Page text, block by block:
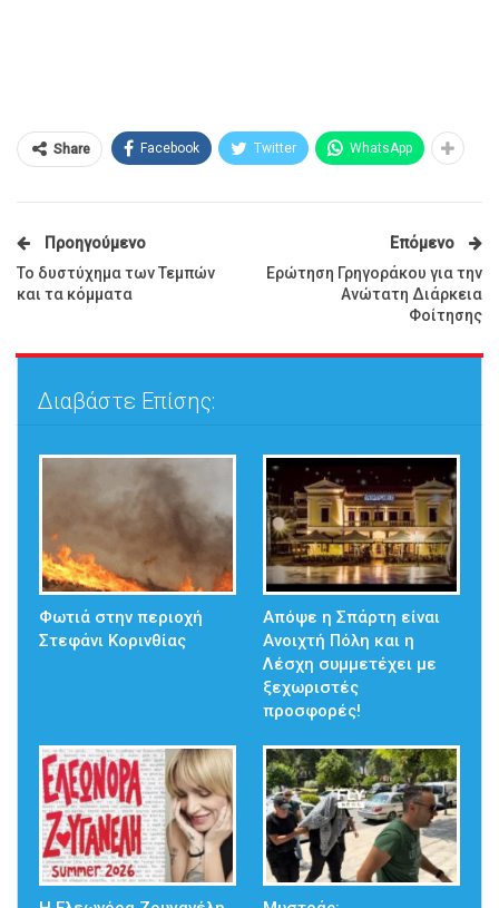
Share Facebook Twitter WhatsApp
Προηγούμενο
Το δυστύχημα των Τεμπών
και τα κόμματα
Επόμενο
Ερώτηση Γρηγοράκου για την
Ανώτατη Διάρκεια
Φοίτησης
Διαβάστε Επίσης:
Φωτιά στην περιοχή
Στεφάνι Κορινθίας
Απόψε η Σπάρτη είναι
Ανοιχτή Πόλη και η
Λέσχη συμμετέχει με
ξεχωριστές
προσφορές!